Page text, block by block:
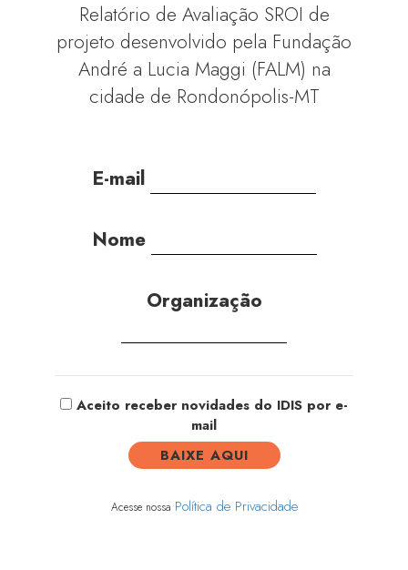
Relatório de Avaliação SROI de
projeto desenvolvido pela Fundação
André a Lucia Maggi (FALM) na
cidade de Rondonópolis-MT
E-mail
Nome
Organização
Aceito receber novidades do IDIS por e-
mail
Acesse nossa Política de Privacidade